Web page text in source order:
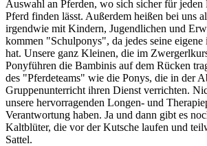
Auswahl an Pferden, wo sich sicher für jeden
Pferd finden lässt. Außerdem heißen bei uns
irgendwie mit Kindern, Jugendlichen und
kommen "Schulponys", da jedes seine
hat. Unsere ganz Kleinen, die im
Ponyführen die Bambinis auf dem Rücken
des "Pferdeteams" wie die Ponys, die in der
Gruppenunterricht ihren Dienst verrichten.
unsere hervorragenden Longen- und
Verantwortung haben. Ja und dann gibt es
Kaltblüter, die vor der Kutsche laufen und
Sattel.